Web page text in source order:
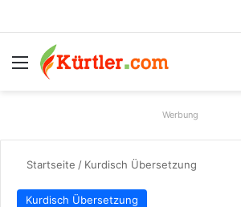
Menü
Werbung
Startseite / Kurdisch Übersetzung
Kurdisch Übersetzung